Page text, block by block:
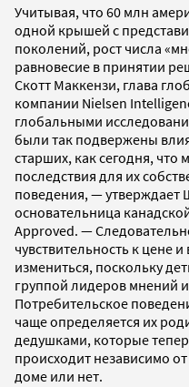
Учитывая, что 60 млн
одной крышей с
поколений, рост числа
равновесие в принятии
Скотт Маккензи, глава
компании Nielsen
глобальными
были так подвержены
старших, как сегодня,
последствия для их
поведения, —
основательница
Approved. —
чувствительность к цене
измениться, поскольку
группой лидеров мнений
Потребительское
чаще определяется их
дедушками, которые
происходит независимо
доме или нет.